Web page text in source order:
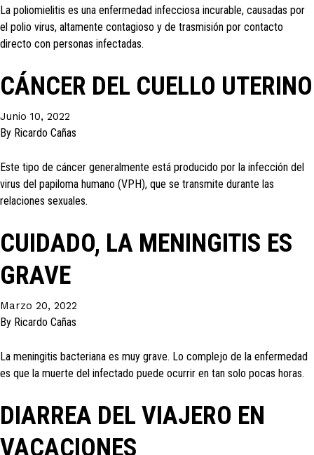
La poliomielitis es una enfermedad infecciosa incurable, causadas por
el polio virus, altamente contagioso y de trasmisión por contacto
directo con personas infectadas.
CÁNCER DEL CUELLO UTERINO
Junio 10, 2022
By Ricardo Cañas
Este tipo de cáncer generalmente está producido por la infección del
virus del papiloma humano (VPH), que se transmite durante las
relaciones sexuales.
CUIDADO, LA MENINGITIS ES
GRAVE
Marzo 20, 2022
By Ricardo Cañas
La meningitis bacteriana es muy grave. Lo complejo de la enfermedad
es que la muerte del infectado puede ocurrir en tan solo pocas horas.
DIARREA DEL VIAJERO EN
VACACIONES